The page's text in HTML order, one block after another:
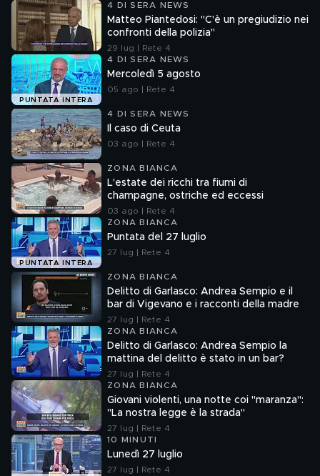
4 DI SERA NEWS
Matteo Piantedosi: "C'è un pregiudizio nei
confronti della polizia"
29 lug | Rete 4
PUNTATA INTERA
4 DI SERA NEWS
Mercoledì 5 agosto
05 ago | Rete 4
4 DI SERA NEWS
Il caso di Ceuta
03 ago | Rete 4
ZONA BIANCA
L'estate dei ricchi tra fiumi di
champagne, ostriche ed eccessi
03 ago | Rete 4
PUNTATA INTERA
ZONA BIANCA
Puntata del 27 luglio
27 lug | Rete 4
ZONA BIANCA
Delitto di Garlasco: Andrea Sempio e il
bar di Vigevano e i racconti della madre
27 lug | Rete 4
ZONA BIANCA
Delitto di Garlasco: Andrea Sempio la
mattina del delitto è stato in un bar?
27 lug | Rete 4
ZONA BIANCA
Giovani violenti, una notte coi "maranza":
"La nostra legge è la strada"
27 lug | Rete 4
10 MINUTI
Lunedì 27 luglio
27 lug | Rete 4